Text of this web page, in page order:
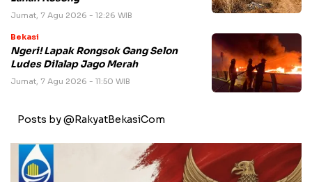
Jumat, 7 Agu 2026 - 12:26 WIB
Bekasi
Ngeri! Lapak Rongsok Gang Selon
Ludes Dilalap Jago Merah
Jumat, 7 Agu 2026 - 11:50 WIB
Posts by @RakyatBekasiCom